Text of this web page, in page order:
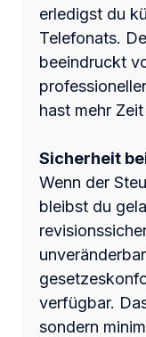
erledigst du
Telefonats.
beeindruckt
hast mehr
Sicherheit
Wenn der
bleibst du
verfügbar.
sondern